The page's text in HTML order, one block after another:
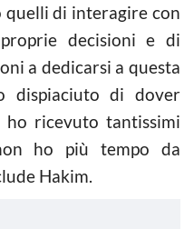
quelli di interagire con
decisioni e di
a dedicarsi a questa
dispiaciuto di dover
ho ricevuto tantissimi
ho più tempo da
Hakim.